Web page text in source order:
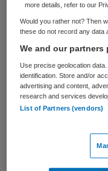
zes etages
dat met flinke
ging. De
overgedragen
is niet bekend
een ziekenhuis,
De politie
deel van een
more details, refer to our
Would you rather not? Then
these do not record any data
We and our
Use precise geolocation
identification. Store and/or
advertising and content,
research and services
List of Partners (vendors)